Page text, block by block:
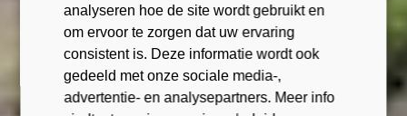
analyseren hoe de site wordt gebruikt en
om ervoor te zorgen dat uw ervaring
consistent is. Deze informatie wordt ook
gedeeld met onze sociale media-,
advertentie- en analysepartners. Meer info